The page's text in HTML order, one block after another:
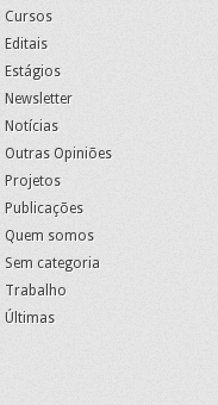
Cursos
Editais
Estágios
Newsletter
Notícias
Outras Opiniões
Projetos
Publicações
Quem somos
Sem categoria
Trabalho
Últimas